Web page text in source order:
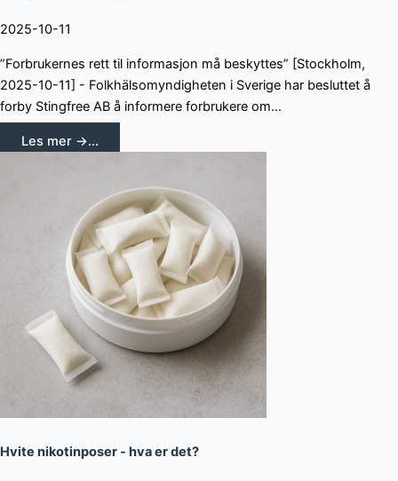
2025-10-11
”Forbrukernes rett til informasjon må beskyttes” [Stockholm,
2025-10-11] - Folkhälsomyndigheten i Sverige har besluttet å
forby Stingfree AB å informere forbrukere om...
Les mer →...
Hvite nikotinposer - hva er det?